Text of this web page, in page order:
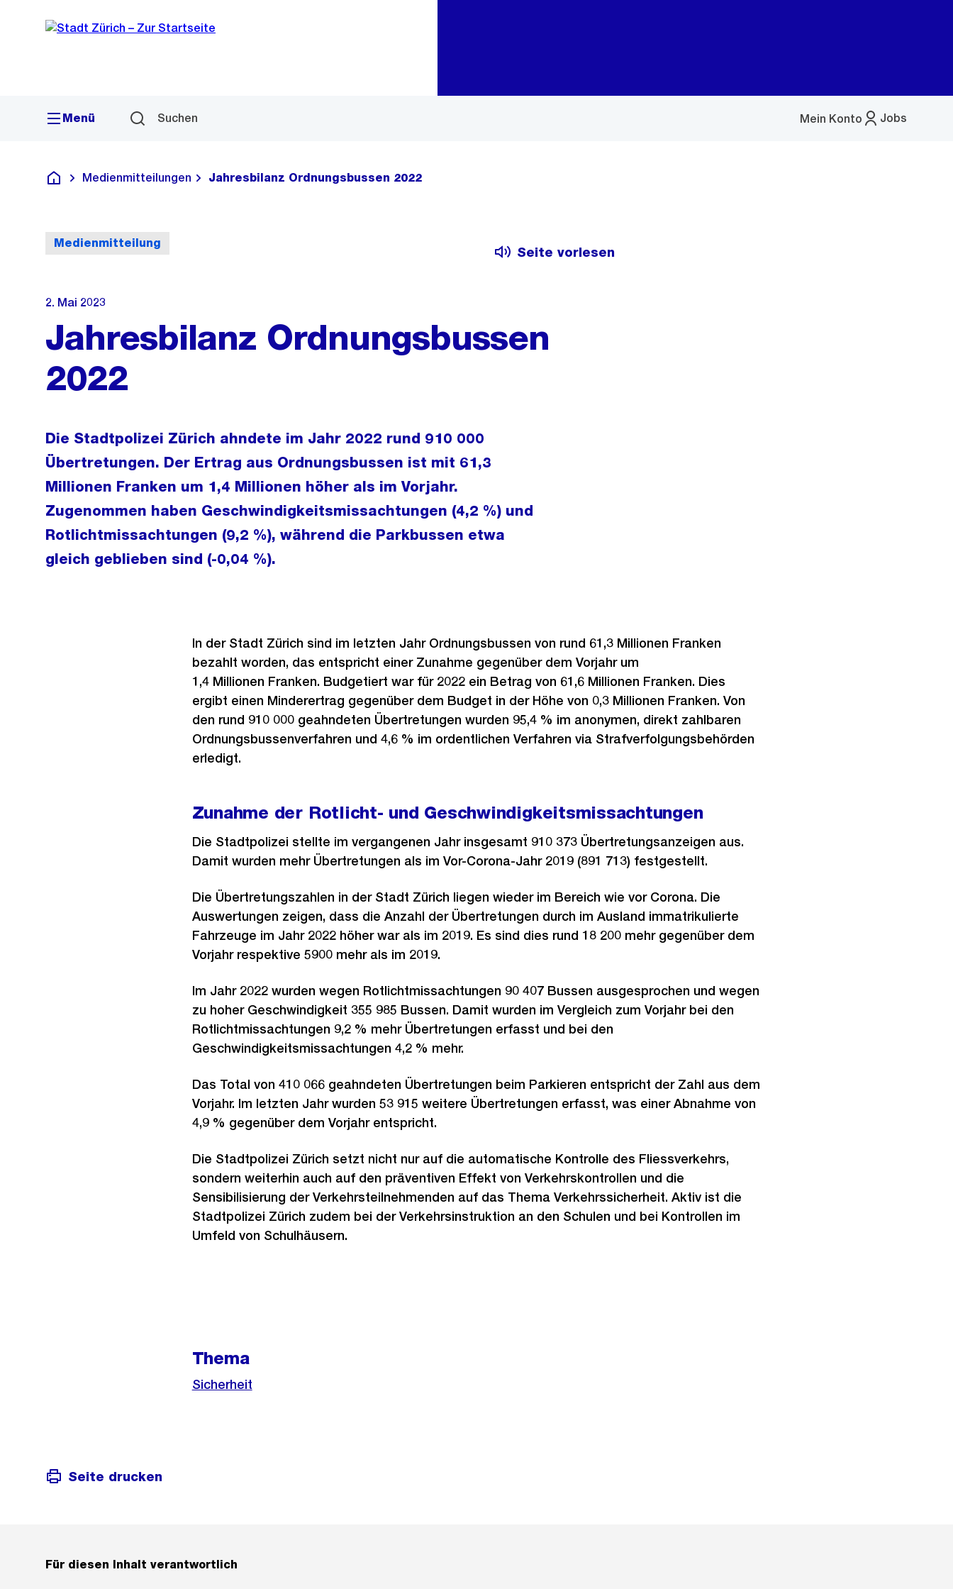
Navigation
Sprunglink
Menü Suchen Jobs
Mein Konto
Menü
Deutsch
Medienmitteilungen Jahresbilanz Ordnungsbussen 2022
Medienmitteilung
Seite vorlesen
2. Mai 2023
Jahresbilanz Ordnungsbussen
2022
Die Stadtpolizei Zürich ahndete im Jahr 2022 rund 910 000
Übertretungen. Der Ertrag aus Ordnungsbussen ist mit 61,3
Millionen Franken um 1,4 Millionen höher als im Vorjahr.
Zugenommen haben Geschwindigkeitsmissachtungen (4,2 %) und
Rotlichtmissachtungen (9,2 %), während die Parkbussen etwa
gleich geblieben sind (-0,04 %).
In der Stadt Zürich sind im letzten Jahr Ordnungsbussen von rund 61,3 Millionen Franken
bezahlt worden, das entspricht einer Zunahme gegenüber dem Vorjahr um
1,4 Millionen Franken. Budgetiert war für 2022 ein Betrag von 61,6 Millionen Franken. Dies
ergibt einen Minderertrag gegenüber dem Budget in der Höhe von 0,3 Millionen Franken. Von
den rund 910 000 geahndeten Übertretungen wurden 95,4 % im anonymen, direkt zahlbaren
Ordnungsbussenverfahren und 4,6 % im ordentlichen Verfahren via Strafverfolgungsbehörden
erledigt.
Zunahme der Rotlicht- und Geschwindigkeitsmissachtungen
Die Stadtpolizei stellte im vergangenen Jahr insgesamt 910 373 Übertretungsanzeigen aus.
Damit wurden mehr Übertretungen als im Vor-Corona-Jahr 2019 (891 713) festgestellt.
Die Übertretungszahlen in der Stadt Zürich liegen wieder im Bereich wie vor Corona. Die
Auswertungen zeigen, dass die Anzahl der Übertretungen durch im Ausland immatrikulierte
Fahrzeuge im Jahr 2022 höher war als im 2019. Es sind dies rund 18 200 mehr gegenüber dem
Vorjahr respektive 5900 mehr als im 2019.
Im Jahr 2022 wurden wegen Rotlichtmissachtungen 90 407 Bussen ausgesprochen und wegen
zu hoher Geschwindigkeit 355 985 Bussen. Damit wurden im Vergleich zum Vorjahr bei den
Rotlichtmissachtungen 9,2 % mehr Übertretungen erfasst und bei den
Geschwindigkeitsmissachtungen 4,2 % mehr.
Das Total von 410 066 geahndeten Übertretungen beim Parkieren entspricht der Zahl aus dem
Vorjahr. Im letzten Jahr wurden 53 915 weitere Übertretungen erfasst, was einer Abnahme von
4,9 % gegenüber dem Vorjahr entspricht.
Die Stadtpolizei Zürich setzt nicht nur auf die automatische Kontrolle des Fliessverkehrs,
sondern weiterhin auch auf den präventiven Effekt von Verkehrskontrollen und die
Sensibilisierung der Verkehrsteilnehmenden auf das Thema Verkehrssicherheit. Aktiv ist die
Stadtpolizei Zürich zudem bei der Verkehrsinstruktion an den Schulen und bei Kontrollen im
Umfeld von Schulhäusern.
Thema
Sicherheit
Seite drucken
Für diesen Inhalt verantwortlich